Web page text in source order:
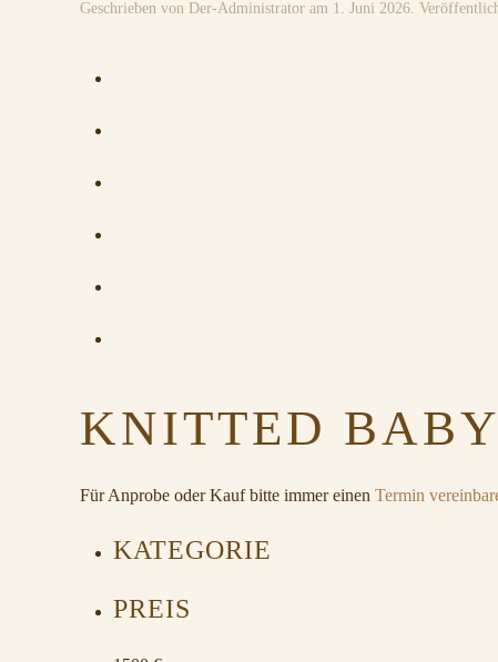
Geschrieben von Der-Administrator am 1. Juni 2026 .
KNITTED
Für Anprobe oder Kauf bitte immer einen Termin
KATEGORIE
PREIS